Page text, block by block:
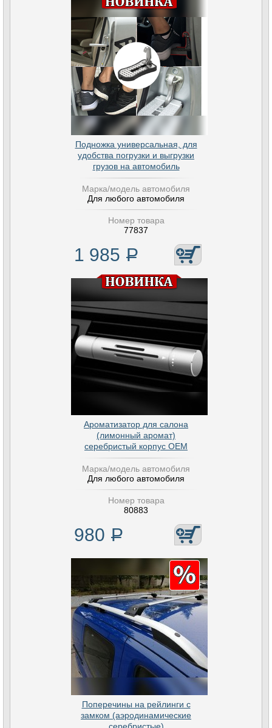
Подножка универсальная, для
удобства погрузки и выгрузки
грузов на автомобиль
Марка/модель автомобиля
Для любого автомобиля
Номер товара
77837
1 985 Р
Ароматизатор для салона
(лимонный аромат)
серебристый корпус OEM
Марка/модель автомобиля
Для любого автомобиля
Номер товара
80883
980 Р
Поперечины на рейлинги с
замком (аэродинамические